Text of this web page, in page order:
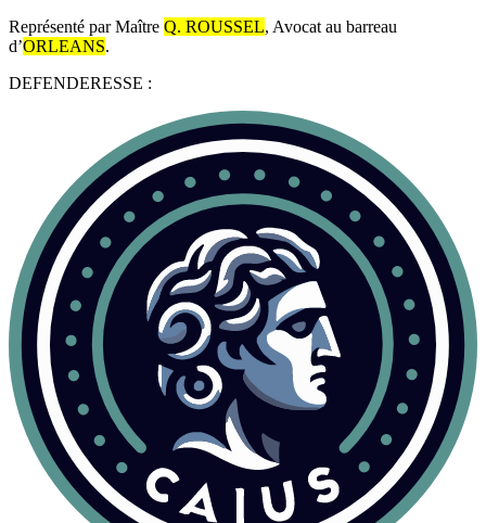
Représenté par Maître Q. ROUSSEL, Avocat au barreau
d’ORLEANS.
DEFENDERESSE :